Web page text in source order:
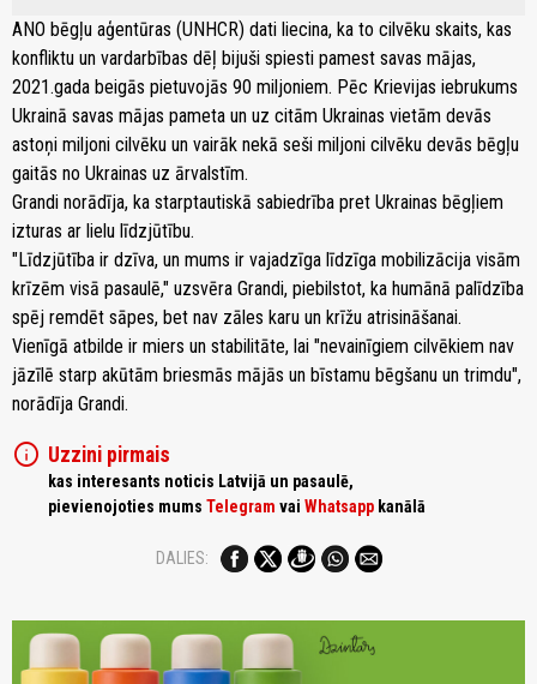
ANO bēgļu aģentūras (UNHCR) dati liecina, ka to cilvēku skaits, kas
konfliktu un vardarbības dēļ bijuši spiesti pamest savas mājas,
2021.gada beigās pietuvojās 90 miljoniem. Pēc Krievijas iebrukums
Ukrainā savas mājas pameta un uz citām Ukrainas vietām devās
astoņi miljoni cilvēku un vairāk nekā seši miljoni cilvēku devās bēgļu
gaitās no Ukrainas uz ārvalstīm.
Grandi norādīja, ka starptautiskā sabiedrība pret Ukrainas bēgļiem
izturas ar lielu līdzjūtību.
"Līdzjūtība ir dzīva, un mums ir vajadzīga līdzīga mobilizācija visām
krīzēm visā pasaulē," uzsvēra Grandi, piebilstot, ka humānā palīdzība
spēj remdēt sāpes, bet nav zāles karu un krīžu atrisināšanai.
Vienīgā atbilde ir miers un stabilitāte, lai "nevainīgiem cilvēkiem nav
jāzīlē starp akūtām briesmās mājās un bīstamu bēgšanu un trimdu",
norādīja Grandi.
info Uzzini pirmais
kas interesants noticis Latvijā un pasaulē,
pievienojoties mums Telegram vai Whatsapp kanālā
DALIES: